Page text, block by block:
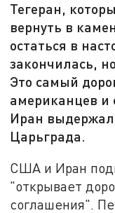
Тегеран,
вернуть в
остаться в
закончилась,
Это самый
американцев
Иран выдержал
Царьграда.
США и Иран
"открывает
соглашения".